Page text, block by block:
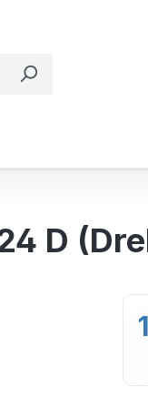
D